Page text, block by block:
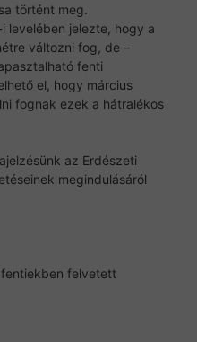
történt meg.
levelében jelezte, hogy a
változni fog, de –
fenti
el, hogy március
fognak ezek a hátralékos
az Erdészeti
megindulásáról
felvetett